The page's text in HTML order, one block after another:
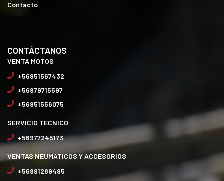
Contacto
CONTÁCTANOS
VENTA MOTOS
+56951567432
+56979715597
+56951556075
SERVICIO TECNICO
+56977245173
VENTAS NEUMATICOS Y ACCESORIOS
+56991289495